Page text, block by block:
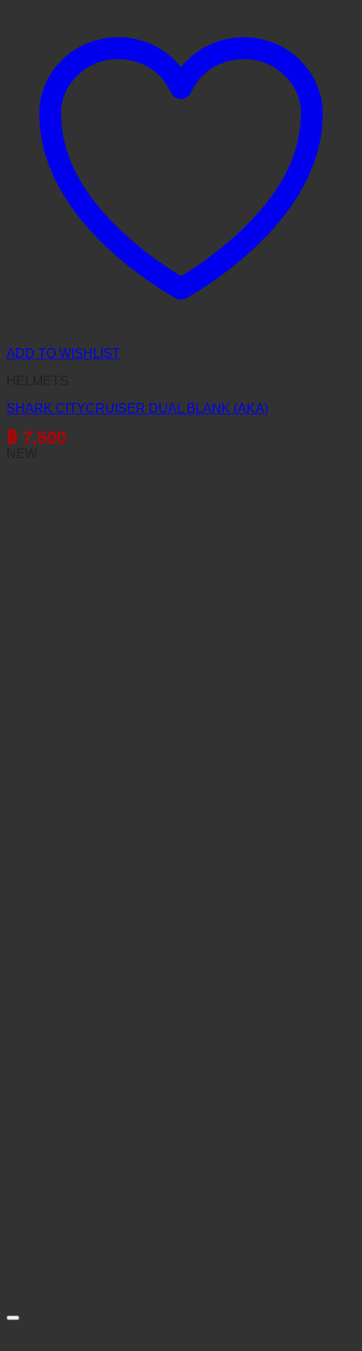
ADD TO WISHLIST
SHARK CITYCRUISER DUAL BLANK (AKA)
฿ 7,500